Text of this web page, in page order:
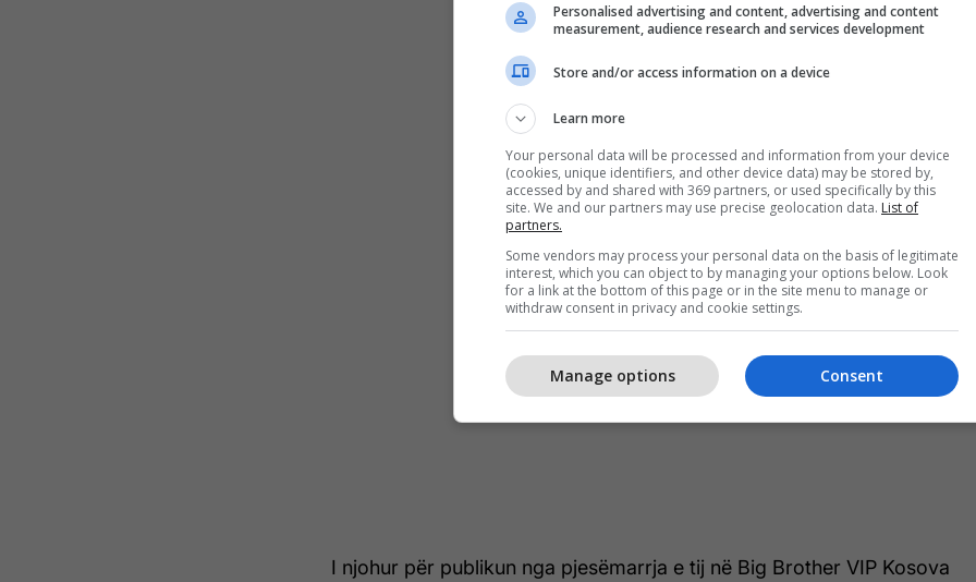
I njohur për publikun nga pjesëmarrja e tij në Big Brother VIP Kosova
Personalised advertising and content, advertising and content
measurement, audience research and services development
Store and/or access information on a device
Learn more
Your personal data will be processed and information from your device
(cookies, unique identifiers, and other device data) may be stored by,
accessed by and shared with 369 partners, or used specifically by this
site. We and our partners may use precise geolocation data. List of
partners.
Some vendors may process your personal data on the basis of legitimate
interest, which you can object to by managing your options below. Look
for a link at the bottom of this page or in the site menu to manage or
withdraw consent in privacy and cookie settings.
Consent
Manage options